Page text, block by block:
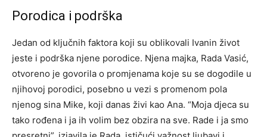
Porodica i podrška
Jedan od ključnih faktora koji su oblikovali Ivanin život
jeste i podrška njene porodice. Njena majka, Rada Vasić,
otvoreno je govorila o promjenama koje su se dogodile u
njihovoj porodici, posebno u vezi s promenom pola
njenog sina Mike, koji danas živi kao Ana. “Moja djeca su
tako rođena i ja ih volim bez obzira na sve. Rade i ja smo